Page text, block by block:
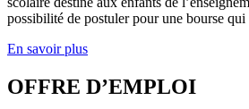
possibilité de postuler pour une bourse
En savoir plus
OFFRE D’EMPLOI